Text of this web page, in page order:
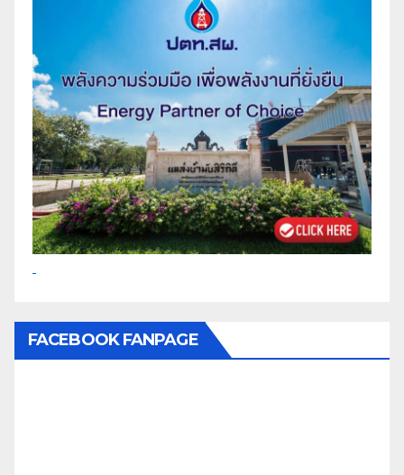
FACEBOOK FANPAGE